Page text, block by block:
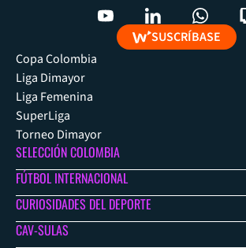
SUSCRÍBASE
Copa Colombia
Liga Dimayor
Liga Femenina
SuperLiga
Torneo Dimayor
SELECCIÓN COLOMBIA
FÚTBOL INTERNACIONAL
CURIOSIDADES DEL DEPORTE
CAV-SULAS